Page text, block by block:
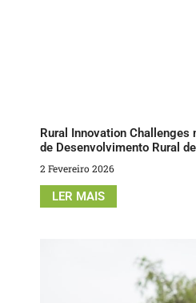
Rural Innovation Challenges
de Desenvolvimento Rural
2 Fevereiro 2026
LER MAIS